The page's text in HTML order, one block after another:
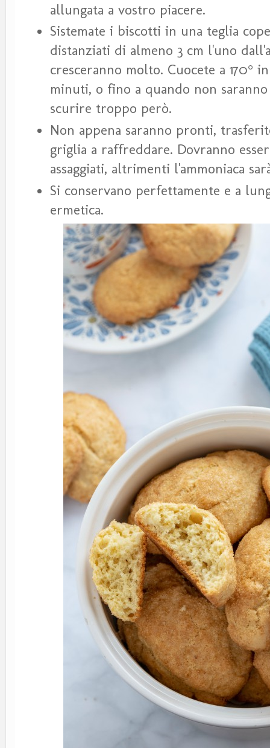
allungata a vostro piacere.
Sistemate i biscotti in una teglia
distanziati di almeno 3 cm l'uno
cresceranno molto. Cuocete a 170°
minuti, o fino a quando non
scurire troppo però.
Non appena saranno pronti,
griglia a raffreddare. Dovranno
assaggiati, altrimenti l'ammoniaca
Si conservano perfettamente e a
ermetica.